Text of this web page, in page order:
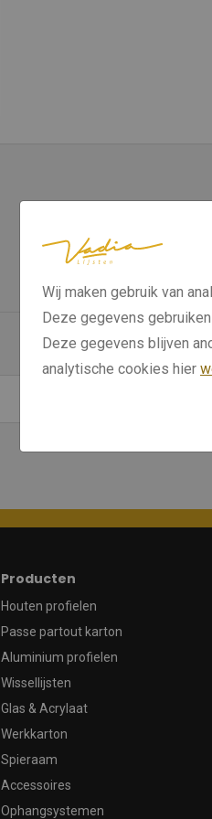
Producten
Houten profielen
Passe partout karton
Aluminium profielen
Wissellijsten
Glas & Acrylaat
Werkkarton
Spieraam
Accessoires
Ophangsystemen
Wij maken gebruik van
Deze gegevens
Deze gegevens blijven
analytische cookies hier